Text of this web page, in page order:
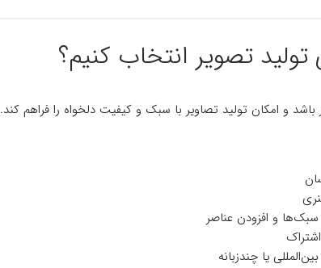
و امکان تولید تصاویر با سبک و کیفیت دلخواه را فراهم کند.
و افزودن عناصر
یا چندزبانه